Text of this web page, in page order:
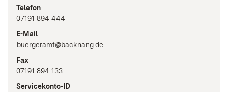
Telefon
07191 894 444
E-Mail
buergeramt@backnang.de
Fax
07191 894 133
Servicekonto-ID